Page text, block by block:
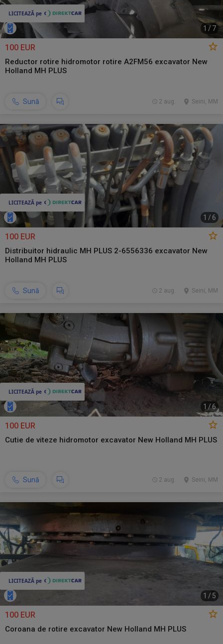
1 /7
100 EUR
Reductor rotire hidromotor rotire A2FM56 excavator New
Holland MH PLUS
Sună Seini, MM
2 aug.
1 / 6
100 EUR
Distribuitor hidraulic MH PLUS 2-6556336 excavator New
Holland MH PLUS
Sună Seini, MM
2 aug.
1 /6
100 EUR
Cutie de viteze hidromotor excavator New Holland MH PLUS
Sună Seini, MM
2 aug.
1 / 5
100 EUR
Coroana de rotire excavator New Holland MH PLUS